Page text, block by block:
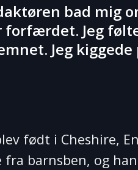
bad mig
forfærdet. Jeg
Jeg
født i Cheshire,
fra barnsben, og